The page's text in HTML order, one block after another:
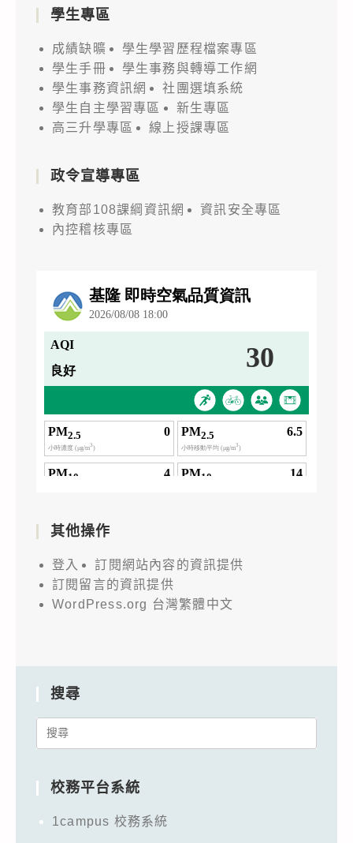
學生專區
成績缺曠
學生學習歷程檔案專區
學生手冊
學生事務與轉導工作網
學生事務資訊網
社團選填系統
學生自主學習專區
新生專區
高三升學專區
線上授課專區
政令宣導專區
教育部108課綱資訊網
資訊安全專區
內控稽核專區
其他操作
登入
訂閱網站內容的資訊提供
訂閱留言的資訊提供
WordPress.org 台灣繁體中文
搜尋
Search
校務平台系統
1campus 校務系統